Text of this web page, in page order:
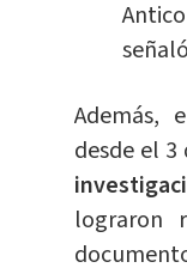
Además,
desde el
lograron